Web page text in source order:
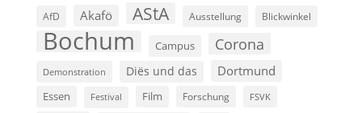
AfD Akafö AStA Ausstellung Blickwinkel
Bochum Campus Corona
Demonstration Diës und das Dortmund
Essen Festival Film Forschung FSVK